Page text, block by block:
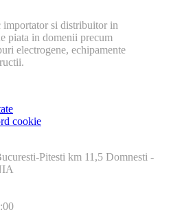
importator si distribuitor in
piata in domenii precum
electrogene, echipamente
cookie
Pitesti km 11,5 Domnesti -